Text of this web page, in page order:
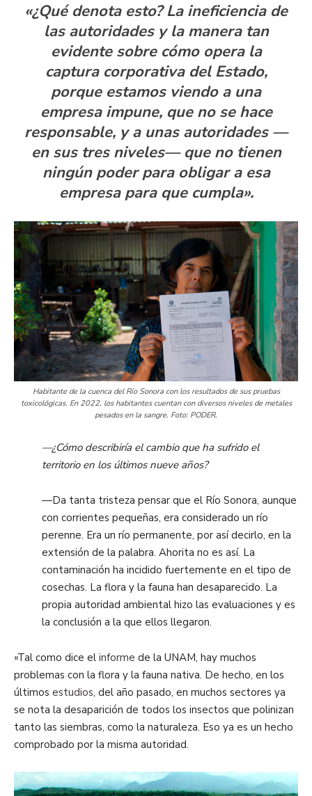
«¿Qué denota esto? La ineficiencia de
las autoridades y la manera tan
evidente sobre cómo opera la
captura corporativa del Estado,
porque estamos viendo a una
empresa impune, que no se hace
responsable, y a unas autoridades —
en sus tres niveles— que no tienen
ningún poder para obligar a esa
empresa para que cumpla».
Habitante de la cuenca del Río Sonora con los resultados de sus pruebas
toxicológicas. En 2022, los habitantes cuentan con diversos niveles de metales
pesados en la sangre. Foto: PODER.
—¿Cómo describiría el cambio que ha sufrido el
territorio en los últimos nueve años?
—Da tanta tristeza pensar que el Río Sonora, aunque
con corrientes pequeñas, era considerado un río
perenne. Era un río permanente, por así decirlo, en la
extensión de la palabra. Ahorita no es así. La
contaminación ha incidido fuertemente en el tipo de
cosechas. La flora y la fauna han desaparecido. La
propia autoridad ambiental hizo las evaluaciones y es
la conclusión a la que ellos llegaron.
«Tal como dice el informe de la UNAM, hay muchos
problemas con la flora y la fauna nativa. De hecho, en los
últimos estudios, del año pasado, en muchos sectores ya
se nota la desaparición de todos los insectos que polinizan
tanto las siembras, como la naturaleza. Eso ya es un hecho
comprobado por la misma autoridad.